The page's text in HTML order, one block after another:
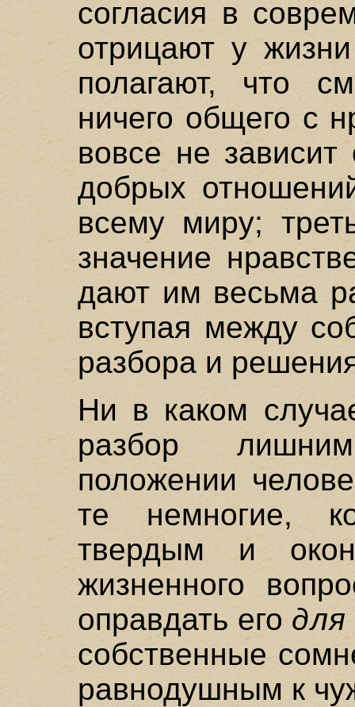
согласия в
отрицают у
полагают, что
ничего общего с
вовсе не
добрых
всему миру;
значение
дают им весьма
вступая между
разбора и
Ни в каком
разбор
положении
те немногие,
твердым и
жизненного
оправдать егодля
собственные
равнодушным к